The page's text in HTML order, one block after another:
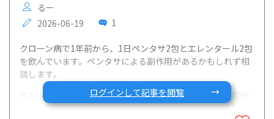
るー
2026-06-19
1
クローン病で1年前から、1日ペンタサ2包とエレンタール2包
を飲んでいます。ペンタサによる副作用があるかもしれず相
談します。
ペンタサの種類は94%顆粒 1.06g、メサラジン1000mg配合
の水色のものです。
ログインして記事を閲覧